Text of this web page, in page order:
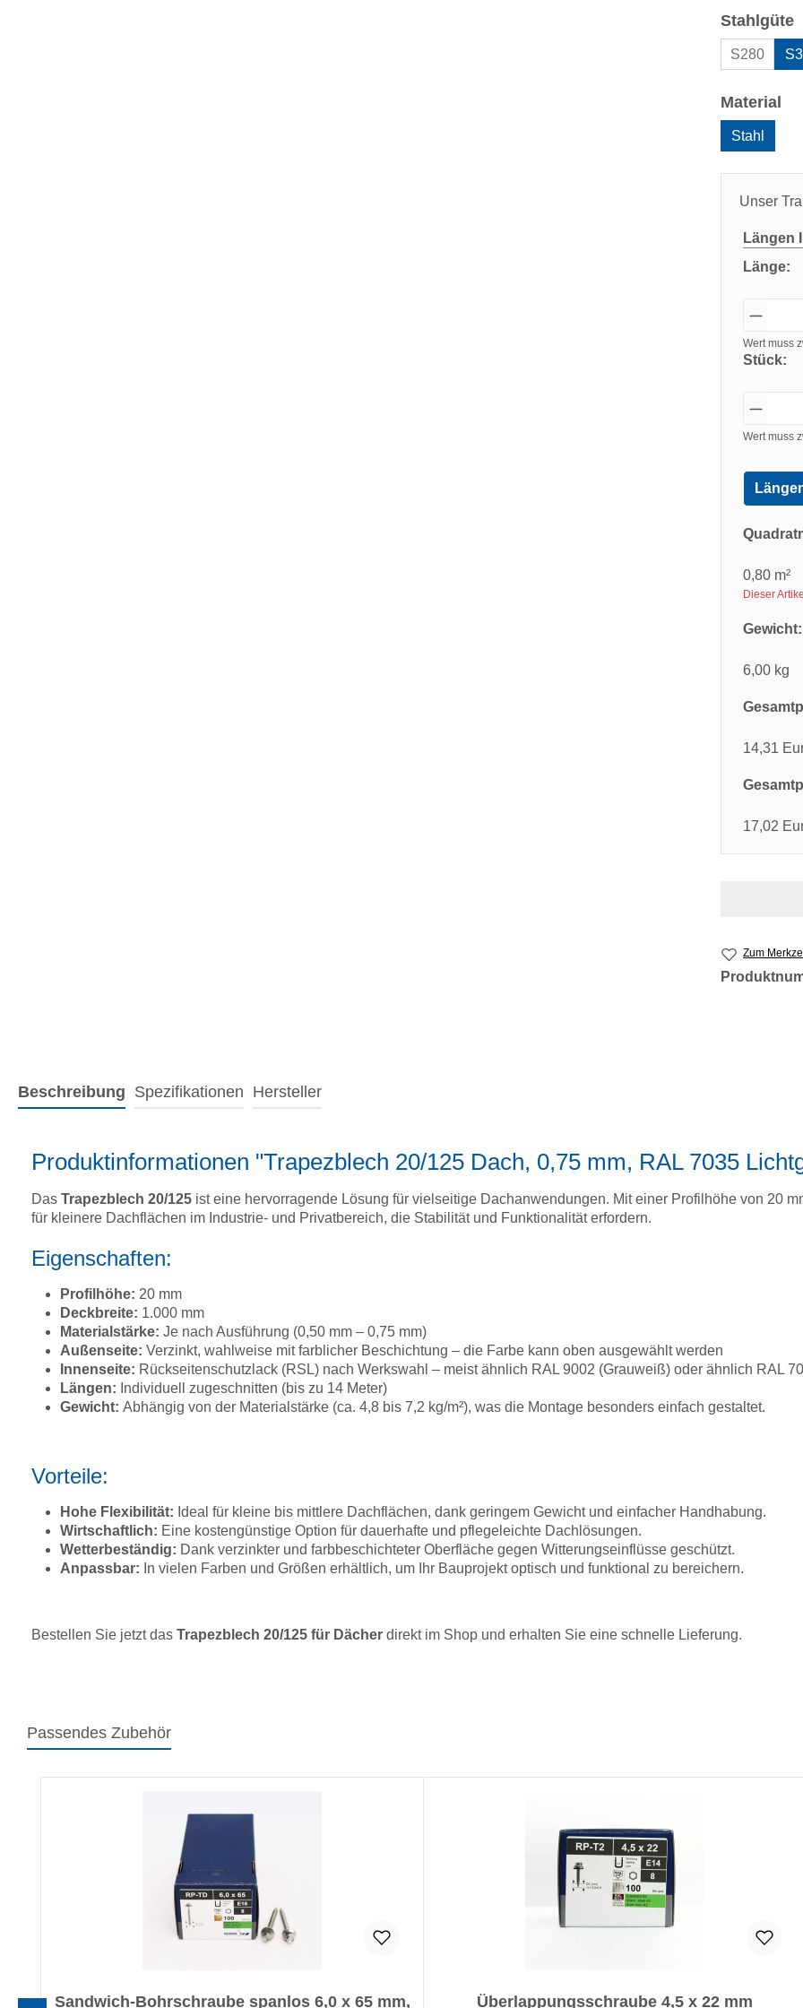
Stahlgüte
S280
Material
Stahl
Unser
Längen
Länge:
Wert muss
Stück:
Wert muss
0,80 m²
Dieser
Gewicht:
6,00 kg
14,31
17,02
Zum
Beschreibung Spezifikationen Hersteller
Produktinformationen "Trapezblech 20/125 Dach, 0,75 mm, RAL 7035
Das Trapezblech 20/125 ist eine hervorragende Lösung für vielseitige Dachanwendungen. Mit einer Profilhöhe von 20
für kleinere Dachflächen im Industrie- und Privatbereich, die Stabilität und Funktionalität erfordern.
Eigenschaften:
Profilhöhe: 20 mm
Deckbreite: 1.000 mm
Materialstärke: Je nach Ausführung (0,50 mm – 0,75 mm)
Außenseite: Verzinkt, wahlweise mit farblicher Beschichtung – die Farbe kann oben ausgewählt werden
Innenseite: Rückseitenschutzlack (RSL) nach Werkswahl – meist ähnlich RAL 9002 (Grauweiß) oder ähnlich RAL
Längen: Individuell zugeschnitten (bis zu 14 Meter)
Gewicht: Abhängig von der Materialstärke (ca. 4,8 bis 7,2 kg/m²), was die Montage besonders einfach gestaltet.
Vorteile:
Hohe Flexibilität: Ideal für kleine bis mittlere Dachflächen, dank geringem Gewicht und einfacher Handhabung.
Wirtschaftlich: Eine kostengünstige Option für dauerhafte und pflegeleichte Dachlösungen.
Wetterbeständig: Dank verzinkter und farbbeschichteter Oberfläche gegen Witterungseinflüsse geschützt.
Anpassbar: In vielen Farben und Größen erhältlich, um Ihr Bauprojekt optisch und funktional zu bereichern.
Bestellen Sie jetzt das Trapezblech 20/125 für Dächer direkt im Shop und erhalten Sie eine schnelle Lieferung.
Passendes Zubehör
Sandwich-Bohrschraube spanlos 6,0 x 65 mm, Überlappungsschraube 4,5 x 22 mm